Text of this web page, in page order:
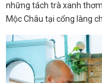
những tách trà xanh
Mộc Châu tại cổng làng